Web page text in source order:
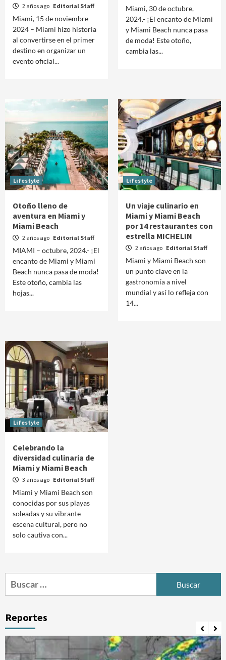
2 años ago Editorial Staff
Miami, 15 de noviembre
2024 – Miami hizo historia
al convertirse en el primer
destino en organizar un
evento oficial...
Miami, 30 de octubre,
2024.- ¡El encanto de Miami
y Miami Beach nunca pasa
de moda! Este otoño,
cambia las...
Lifestyle
Otoño lleno de
aventura en Miami y
Miami Beach
2 años ago Editorial Staff
MIAMI – octubre, 2024.- ¡El
encanto de Miami y Miami
Beach nunca pasa de moda!
Este otoño, cambia las
hojas...
Lifestyle
Un viaje culinario en
Miami y Miami Beach
por 14 restaurantes con
estrella MICHELIN
2 años ago Editorial Staff
Miami y Miami Beach son
un punto clave en la
gastronomía a nivel
mundial y así lo refleja con
14...
Lifestyle
Celebrando la
diversidad culinaria de
Miami y Miami Beach
3 años ago Editorial Staff
Miami y Miami Beach son
conocidas por sus playas
soleadas y su vibrante
escena cultural, pero no
solo cautiva con...
Buscar:
Reportes